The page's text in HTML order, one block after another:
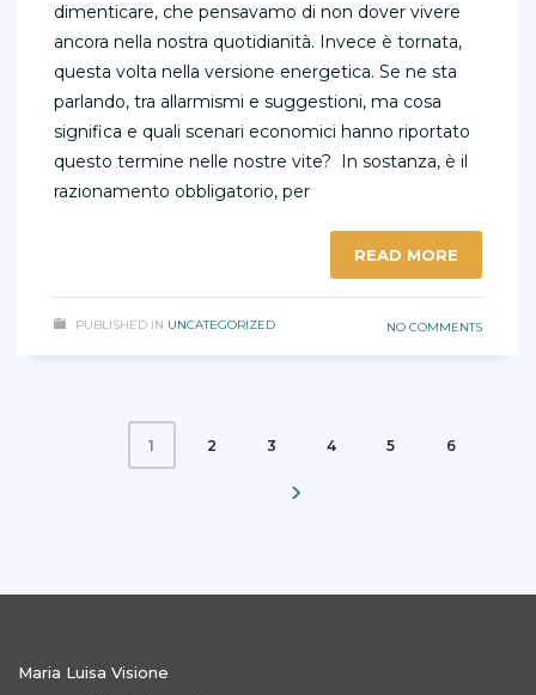
dimenticare, che pensavamo di non dover vivere
ancora nella nostra quotidianità. Invece è tornata,
questa volta nella versione energetica. Se ne sta
parlando, tra allarmismi e suggestioni, ma cosa
significa e quali scenari economici hanno riportato
questo termine nelle nostre vite? In sostanza, è il
razionamento obbligatorio, per
READ MORE
PUBLISHED IN UNCATEGORIZED NO COMMENTS
1 2 3 4 5 6
Maria Luisa Visione